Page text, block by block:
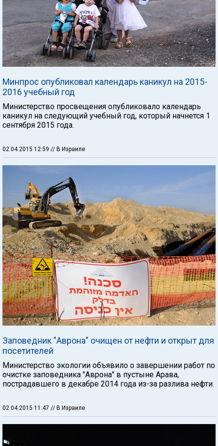
Минпрос опубликовал календарь каникул на 2015-
2016 учебный год
Министерство просвещения опубликовало календарь
каникул на следующий учебный год, который начнется 1
сентября 2015 года.
02.04.2015 12:59 // В Израиле
Заповедник "Аврона" очищен от нефти и открыт для
посетителей
Министерство экологии объявило о завершении работ по
очистке заповедника "Аврона" в пустыне Арава,
пострадавшего в декабре 2014 года из-за разлива нефти.
02.04.2015 11:47 // В Израиле